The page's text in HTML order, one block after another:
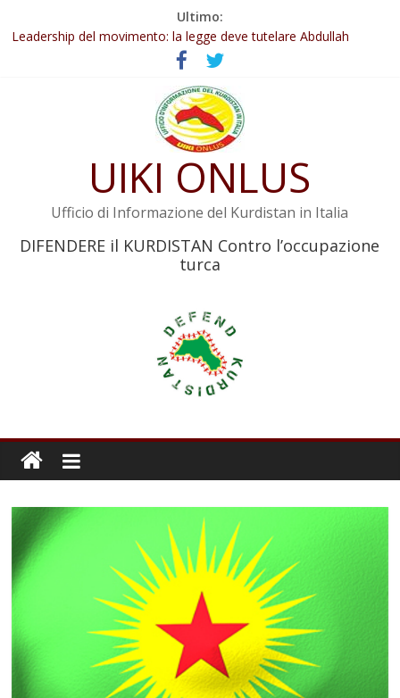
Ultimo:
Abdullah Öcalan: Le legge negativa deve essere trasformata in
legge positiva
Leadership del movimento: la legge deve tutelare Abdullah
Commissione donne del KNK: Şengal è di nuovo sotto minaccia
Non tenere conto della situazione di Rêber Apo ostacolerebbe
Il KNK chiede un’azione internazionale contro i crimini di guerra
UIKI ONLUS
Ufficio di Informazione del Kurdistan in Italia
DIFENDERE il KURDISTAN Contro l’occupazione
turca